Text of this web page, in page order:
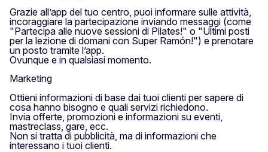
Grazie all’app del tuo centro, puoi informare sulle attività,
incoraggiare la partecipazione inviando messaggi (come
"Partecipa alle nuove sessioni di Pilates!" o "Ultimi posti
per la lezione di domani con Super Ramón!") e prenotare
un posto tramite l’app.
Ovunque e in qualsiasi momento.
Marketing
Ottieni informazioni di base dai tuoi clienti per sapere di
cosa hanno bisogno e quali servizi richiedono.
Invia offerte, promozioni e informazioni su eventi,
mastreclass, gare, ecc.
Non si tratta di pubblicità, ma di informazioni che
interessano i tuoi clienti.